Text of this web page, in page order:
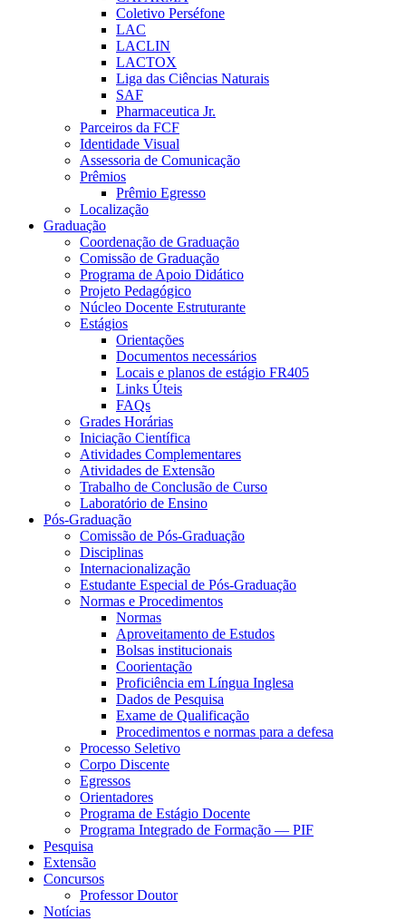
Coletivo Perséfone
LAC
LACLIN
LACTOX
Liga das Ciências Naturais
SAF
Pharmaceutica Jr.
Parceiros da FCF
Identidade Visual
Assessoria de Comunicação
Prêmios
Prêmio Egresso
Localização
Graduação
Coordenação de Graduação
Comissão de Graduação
Programa de Apoio Didático
Projeto Pedagógico
Núcleo Docente Estruturante
Estágios
Orientações
Documentos necessários
Locais e planos de estágio FR405
Links Úteis
FAQs
Grades Horárias
Iniciação Científica
Atividades Complementares
Atividades de Extensão
Trabalho de Conclusão de Curso
Laboratório de Ensino
Pós-Graduação
Comissão de Pós-Graduação
Disciplinas
Internacionalização
Estudante Especial de Pós-Graduação
Normas e Procedimentos
Normas
Aproveitamento de Estudos
Bolsas institucionais
Coorientação
Proficiência em Língua Inglesa
Dados de Pesquisa
Exame de Qualificação
Procedimentos e normas para a defesa
Processo Seletivo
Corpo Discente
Egressos
Orientadores
Programa de Estágio Docente
Programa Integrado de Formação — PIF
Pesquisa
Extensão
Concursos
Professor Doutor
Notícias